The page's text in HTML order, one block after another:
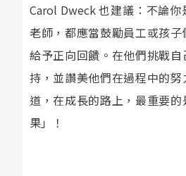
Carol Dweck 也建議：不論
老師，都應當鼓勵員工或孩
給予正向回饋。在他們挑戰
持，並讚美他們在過程中的
道，在成長的路上，最重要
果」！